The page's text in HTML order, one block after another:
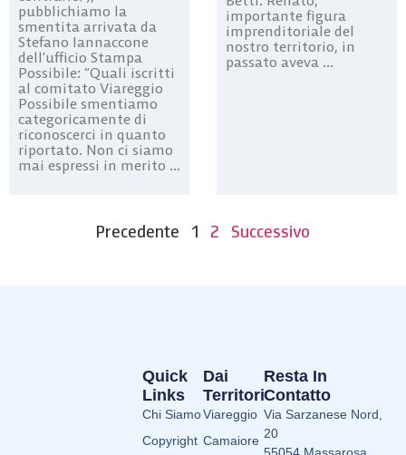
pubblichiamo la
smentita arrivata da
Stefano Iannaccone
dell’ufficio Stampa
Possibile: “Quali iscritti
al comitato Viareggio
Possibile smentiamo
categoricamente di
riconoscerci in quanto
riportato. Non ci siamo
mai espressi in merito ...
importante figura
imprenditoriale del
nostro territorio, in
passato aveva ...
Precedente 1 2 Successivo
Dai
Territori
Viareggio
Camaiore
Quick
Links
Chi Siamo
Copyright
Resta In
Contatto
Via Sarzanese Nord,
20